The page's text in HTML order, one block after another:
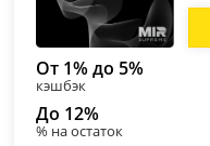
От 1% до 5%
кэшбэк
До 12%
% на остаток